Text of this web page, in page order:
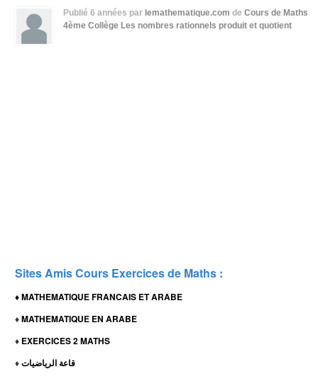
Publié 6 années par lemathematique.com de Cours de Maths
4ème Collège Les nombres rationnels produit et quotient
Sites Amis Cours Exercices de Maths :
♦MATHEMATIQUE FRANCAIS ET ARABE
♦MATHEMATIQUE EN ARABE
♦ EXERCICES 2 MATHS
♦قاعة الرياضيات